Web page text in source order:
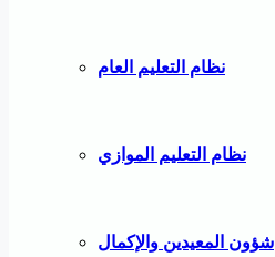
نظام التعليم العام
نظام التعليم الموازي
شؤون المعيدين والإكمال